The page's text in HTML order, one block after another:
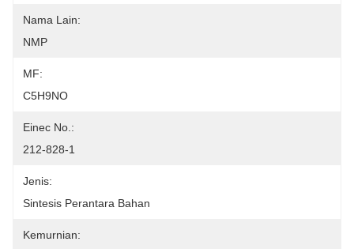
Nama Lain:
NMP
MF:
C5H9NO
Einec No.:
212-828-1
Jenis:
Sintesis Perantara Bahan
Kemurnian: